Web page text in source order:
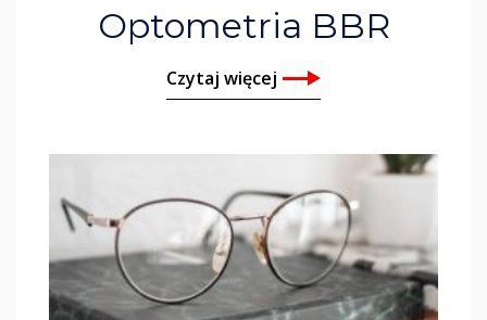
Optometria BBR
Czytaj więcej